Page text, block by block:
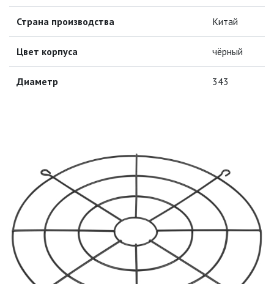
НИЗКОВОЛЬТНОЕ
ОБОРУДОВАНИЕ
НОВОГОДНЕЕ ОСВЕЩЕНИЕ
ОТВЕРТКИ
СВЕТИЛЬНИКИ
ПОРТАТИВНЫЕ СОЛНЕЧНЫЕ
ЭЛЕКТРОСТАНЦИИ
ПРОТИВОМОСКИТНЫЕ ЛАМПЫ
РАЗЪЁМЫ, ПЕРЕХОДНИКИ, ТВ
ДЕЛИТЕЛИ
Страна производства Китай
Цвет корпуса чёрный
Диаметр 343